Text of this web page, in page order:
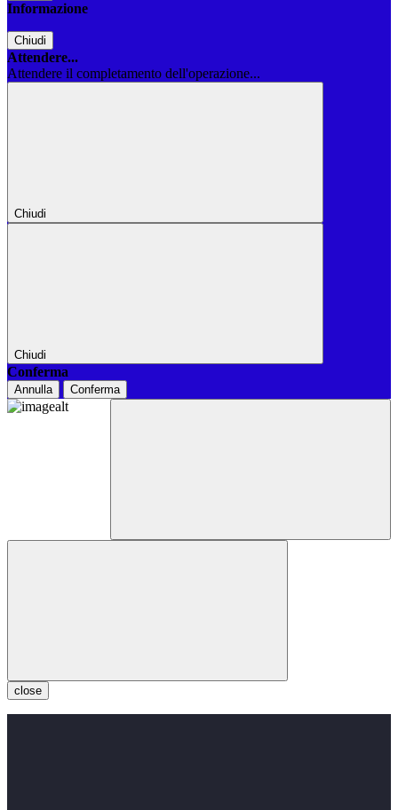
Informazione
Chiudi
Attendere...
Attendere il completamento dell'operazione...
Chiudi
Chiudi
Conferma
Annulla Conferma
close